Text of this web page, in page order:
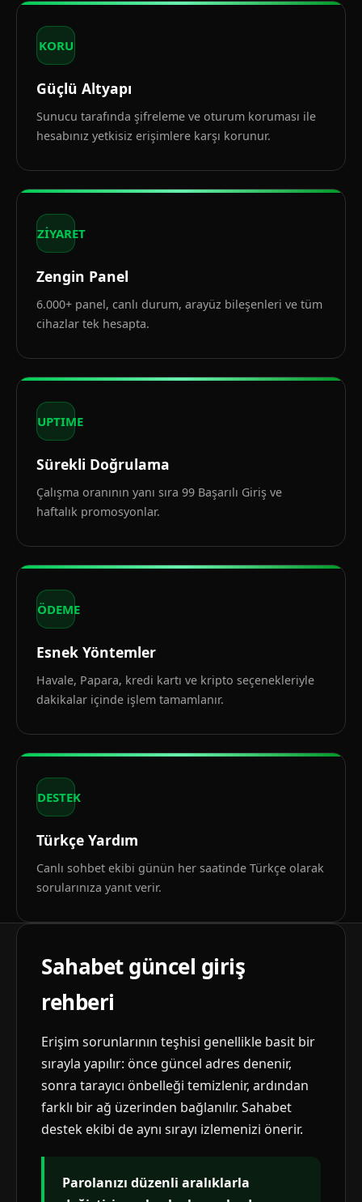
KORU
Güçlü Altyapı
Sunucu tarafında şifreleme ve oturum koruması ile
hesabınız yetkisiz erişimlere karşı korunur.
ZİYARET
Zengin Panel
6.000+ panel, canlı durum, arayüz bileşenleri ve tüm
cihazlar tek hesapta.
UPTIME
Sürekli Doğrulama
Çalışma oranının yanı sıra 99 Başarılı Giriş ve
haftalık promosyonlar.
ÖDEME
Esnek Yöntemler
Havale, Papara, kredi kartı ve kripto seçenekleriyle
dakikalar içinde işlem tamamlanır.
DESTEK
Türkçe Yardım
Canlı sohbet ekibi günün her saatinde Türkçe olarak
sorularınıza yanıt verir.
Sahabet güncel giriş
rehberi
Erişim sorunlarının teşhisi genellikle basit bir
sırayla yapılır: önce güncel adres denenir,
sonra tarayıcı önbelleği temizlenir, ardından
farklı bir ağ üzerinden bağlanılır. Sahabet
destek ekibi de aynı sırayı izlemenizi önerir.
Parolanızı düzenli aralıklarla